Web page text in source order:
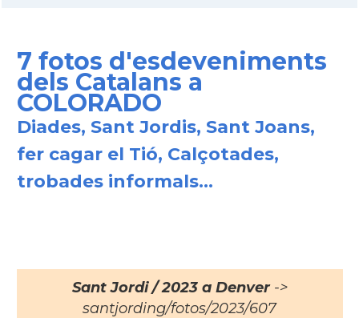
7 fotos d'esdeveniments
dels Catalans a
COLORADO
Diades, Sant Jordis, Sant Joans,
fer cagar el Tió, Calçotades,
trobades informals...
Sant Jordi / 2023 a Denver->
santjording/fotos/2023/607